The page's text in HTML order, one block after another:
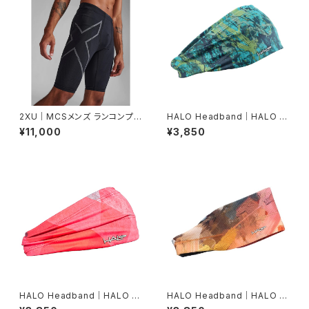
2XU｜MCSメンズ ランコンプシ
ョーツ MA5331B BLK/BRF
¥11,000
HALO Headband｜HALO バ
ンディット JP（Movas）
¥3,850
HALO Headband｜HALO バ
ンディット JP（Vinst）
HALO Headband｜HALO バ
ンディット JP（Air modern oi